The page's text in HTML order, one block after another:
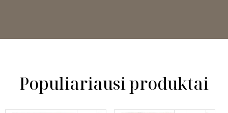
Populiariausi produktai